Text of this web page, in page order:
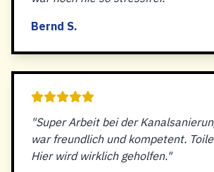
Bernd S.
"Super Arbeit bei der
war freundlich und kompetent.
Hier wird wirklich geholfen."